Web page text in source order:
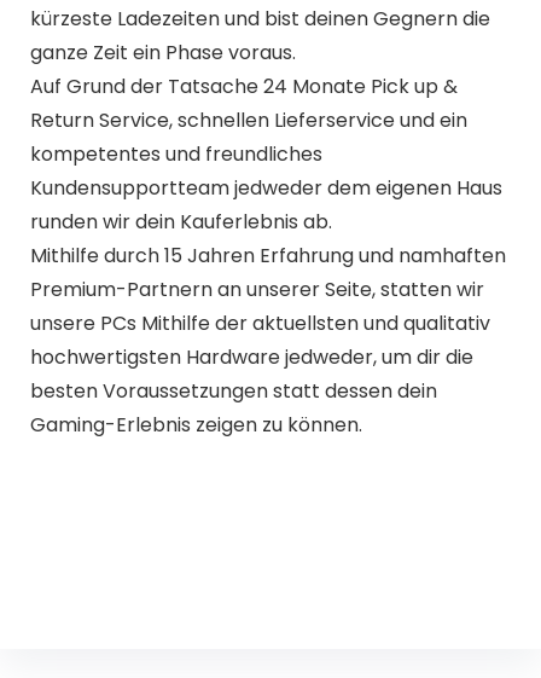
kürzeste Ladezeiten und bist deinen Gegnern die
ganze Zeit ein Phase voraus.
Auf Grund der Tatsache 24 Monate Pick up &
Return Service, schnellen Lieferservice und ein
kompetentes und freundliches
Kundensupportteam jedweder dem eigenen Haus
runden wir dein Kauferlebnis ab.
Mithilfe durch 15 Jahren Erfahrung und namhaften
Premium-Partnern an unserer Seite, statten wir
unsere PCs Mithilfe der aktuellsten und qualitativ
hochwertigsten Hardware jedweder, um dir die
besten Voraussetzungen statt dessen dein
Gaming-Erlebnis zeigen zu können.